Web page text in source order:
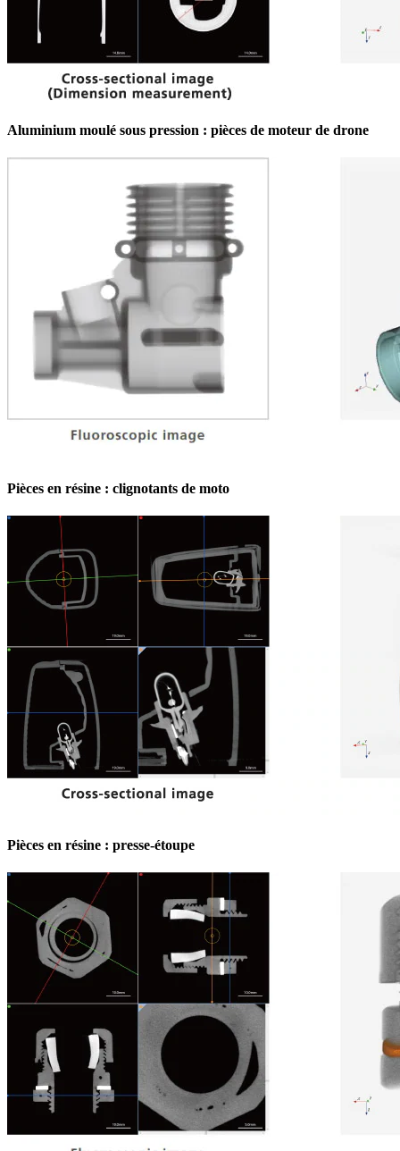
Aluminium moulé sous pression : pièces de moteur de drone
Pièces en résine : clignotants de moto
Pièces en résine : presse-étoupe